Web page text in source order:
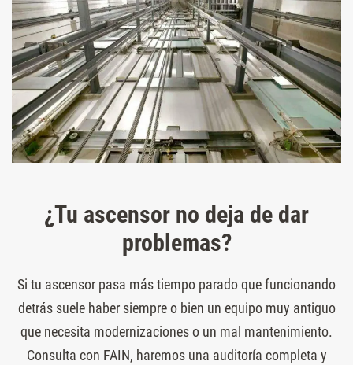
¿Tu ascensor no deja de dar
problemas?
Si tu ascensor pasa más tiempo parado que funcionando
detrás suele haber siempre o bien un equipo muy antiguo
que necesita modernizaciones o un mal mantenimiento.
Consulta con FAIN, haremos una auditoría completa y